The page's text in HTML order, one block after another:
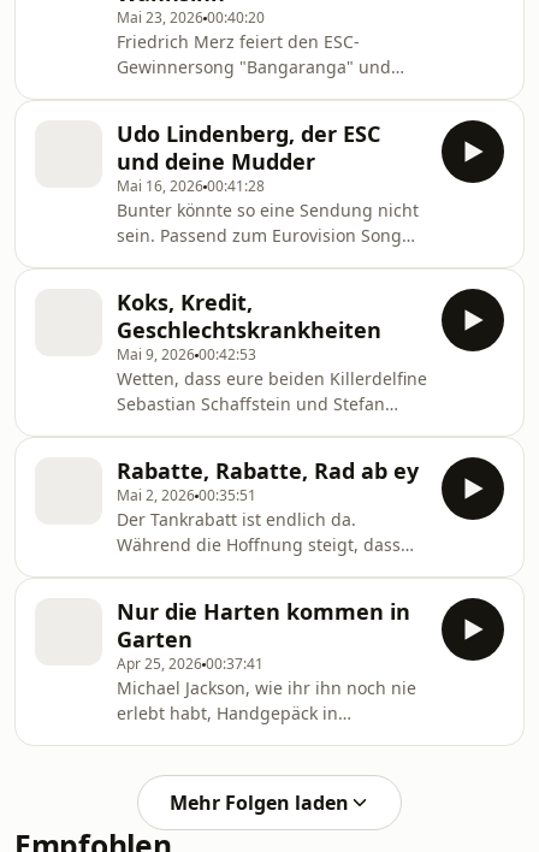
als Chauffeur!
Mai 23, 202600:40:20
Friedrich Merz feiert den ESC-
Gewinnersong "Bangaranga" und
Weg in den Urlaub zu haben.
Stattdessen im Studio: Christin
Balogh. Hält sie Schaffis bodenloser
Gag Challange stand?
Udo Lindenberg, der ESC
und deine Mudder
Mai 16, 202600:41:28
Bunter könnte so eine Sendung nicht
sein. Passend zum Eurovision Song
Kreutzer hat dieses Mal wieder ein
paar "Mudder-Witze" dabei. Ob er
damit Sebastian Schaffstein knackt?
Koks, Kredit,
Geschlechtskrankheiten
Mai 9, 202600:42:53
Wetten, dass eure beiden Killerdelfine
Sebastian Schaffstein und Stefan
Weltmeisterschaft Würme im
Würmerlocken?! Was Poolliegen und
Koks miteinander zu tun haben,
warum der Papst Stress mit seiner
Bank hat und welche Rolle "Grimma
an der Mulde" spielt, hört ihr in
dieser neuen Folge. Aber Achtung,
wenn euch dabei Darmwinde
entfleuch
Rabatte, Rabatte, Rad ab ey
Mai 2, 202600:35:51
Der Tankrabatt ist endlich da.
Während die Hoffnung steigt, dass
seiner Überholspur bleiben.
Nur die Harten kommen in
Garten
Apr 25, 202600:37:41
Michael Jackson, wie ihr ihn noch nie
erlebt habt, Handgepäck in
Hirsch und ein Wal und tierisch
komisch wird's auch wieder mit der
Gag-Challenge.
Mehr Folgen laden